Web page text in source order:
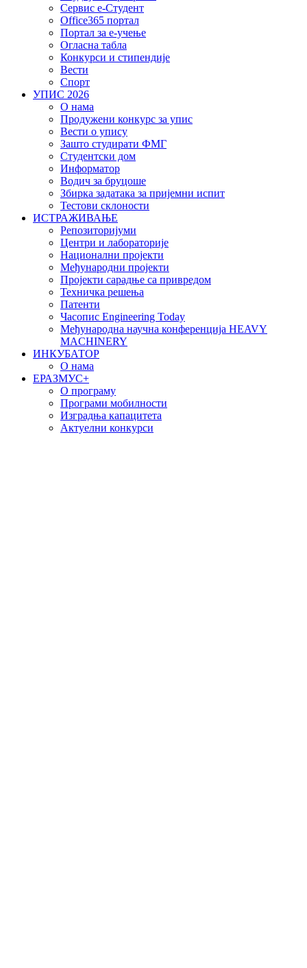
Сервис е-Студент
Office365 портал
Портал за е-учење
Огласна табла
Конкурси и стипендије
Вести
Спорт
УПИС 2026
О нама
Продужени конкурс за упис
Вести о упису
Зашто студирати ФМГ
Студентски дом
Информатор
Водич за бруцоше
Збиркa задатака за пријемни испит
Тестови склоности
ИСТРАЖИВАЊЕ
Репозиторијуми
Центри и лабораторије
Национални пројекти
Међународни пројекти
Пројекти сарадње са привредом
Техничка решења
Патенти
Часопис Engineering Today
Међународна научна конференција HEAVY
MACHINERY
ИНКУБАТОР
О нама
EРАЗМУС+
О програму
Програми мобилности
Изградња капацитета
Актуелни конкурси